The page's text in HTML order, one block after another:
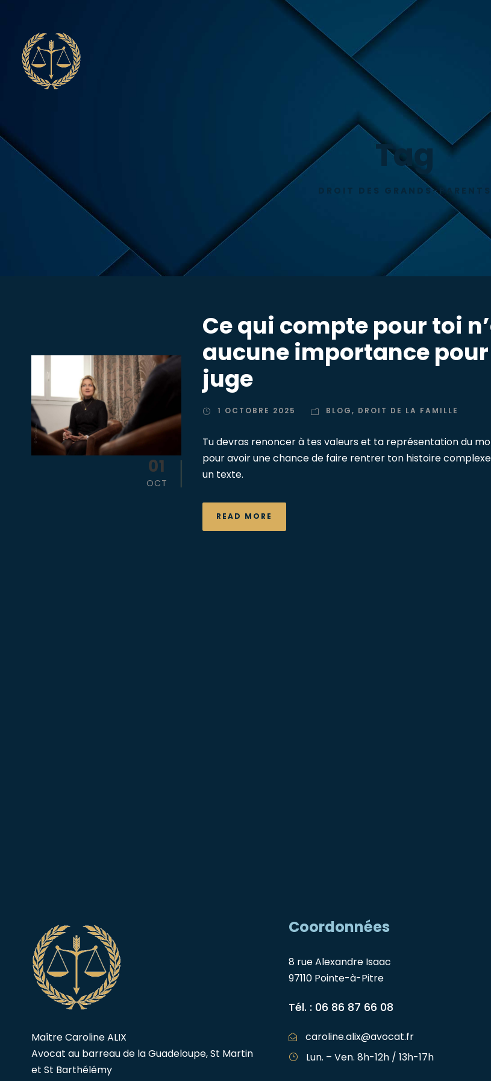
Tag
DROIT DES GRANDS-PARENTS
01
OCT
Ce qui compte pour toi
aucune importance
juge
1 OCTOBRE 2025 BLOG, DROIT DE LA FAMILLE
Tu devras renoncer à tes valeurs et ta représentation du
pour avoir une chance de faire rentrer ton histoire
un texte.
READ MORE
Maître Caroline ALIX
Avocat au barreau de la Guadeloupe, St Martin
et St Barthélémy
Coordonnées
8 rue Alexandre Isaac
97110 Pointe-à-Pitre
Tél. : 06 86 87 66 08
caroline.alix@avocat.fr
Lun. – Ven. 8h-12h / 13h-17h